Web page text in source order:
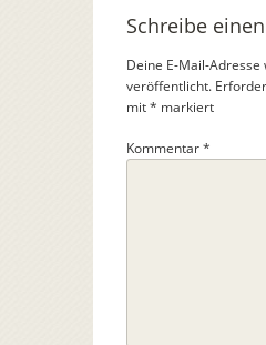
Schreibe
Deine E-Mail-Adresse
veröffentlicht.
mit* markiert
Kommentar*